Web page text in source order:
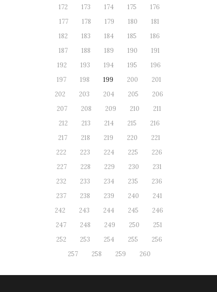
172
173 174 175
176
177
178 179 180
181
182
183 184 185
186
187
188 189 190
191
192
193 194 195
196
197
198 199 200
201
202
203 204 205
206
207
208 209 210
211
212
213 214 215
216
217
218 219 220
221
222
223 224 225
226
227
228 229 230
231
232
233 234 235
236
237
238 239 240
241
242
243 244 245
246
247
248 249 250
251
252
253 254 255
256
257
258 259 260